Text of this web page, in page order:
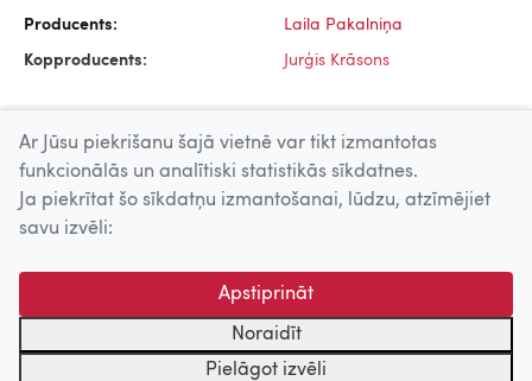
Producents: Laila Pakalniņa
Kopproducents: Jurģis Krāsons
Uz augšu
© 2026 Nacionālais Kino centrs, Kultūras informācijas sistēmu
centrs. Sadarbības partneris: Latvijas Valsts
kinofotofonodokumentu arhīvs.
Ar Jūsu piekrišanu šajā vietnē var tikt izmantotas
funkcionālās un analītiski statistikās sīkdatnes.
Ja piekrītat šo sīkdatņu izmantošanai, lūdzu, atzīmējiet
savu izvēli:
Apstiprināt
Noraidīt
Pielāgot izvēli